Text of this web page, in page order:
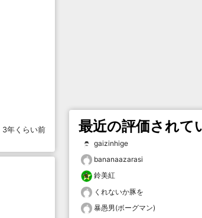
3年くらい前 最近の評価されて
gaizinhige
bananaazarasi
鈴美紅
くれないか豚を
暴愚男(ボーグマン)